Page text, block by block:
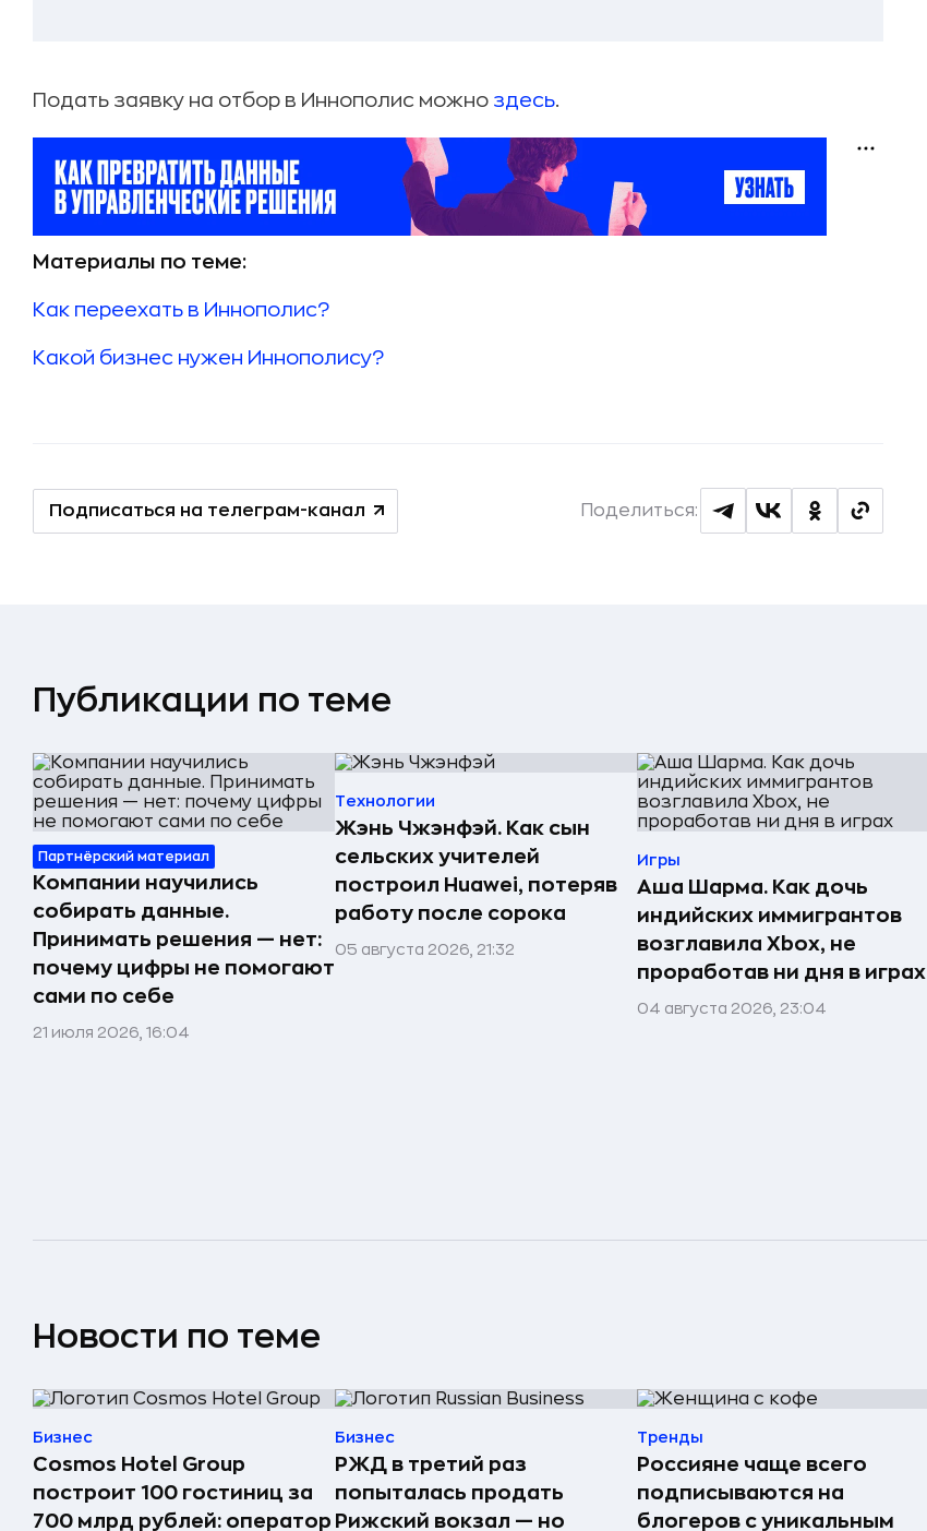
Подать заявку на отбор в Иннополис можно здесь.
Материалы по теме:
Как переехать в Иннополис?
Какой бизнес нужен Иннополису?
Подписаться на телеграм-канал Поделиться:
Публикации по теме
Партнёрский материал
Компании научились
собирать данные.
Принимать решения — нет:
почему цифры не помогают
сами по себе
21 июля 2026, 16:04
Технологии
Жэнь Чжэнфэй. Как сын
сельских учителей
построил Huawei, потеряв
работу после сорока
05 августа 2026, 21:32
Игры
Аша Шарма. Как дочь
индийских иммигрантов
возглавила Xbox, не
проработав ни дня в играх
04 августа 2026, 23:04
Новости по теме
Бизнес
Cosmos Hotel Group
построит 100 гостиниц за
700 млрд рублей: оператор
Бизнес
РЖД в третий раз
попыталась продать
Рижский вокзал — но
Тренды
Россияне чаще всего
подписываются на
блогеров с уникальным